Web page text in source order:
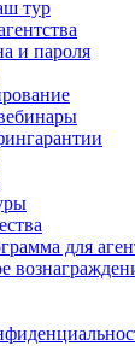
тур
и пароля
для